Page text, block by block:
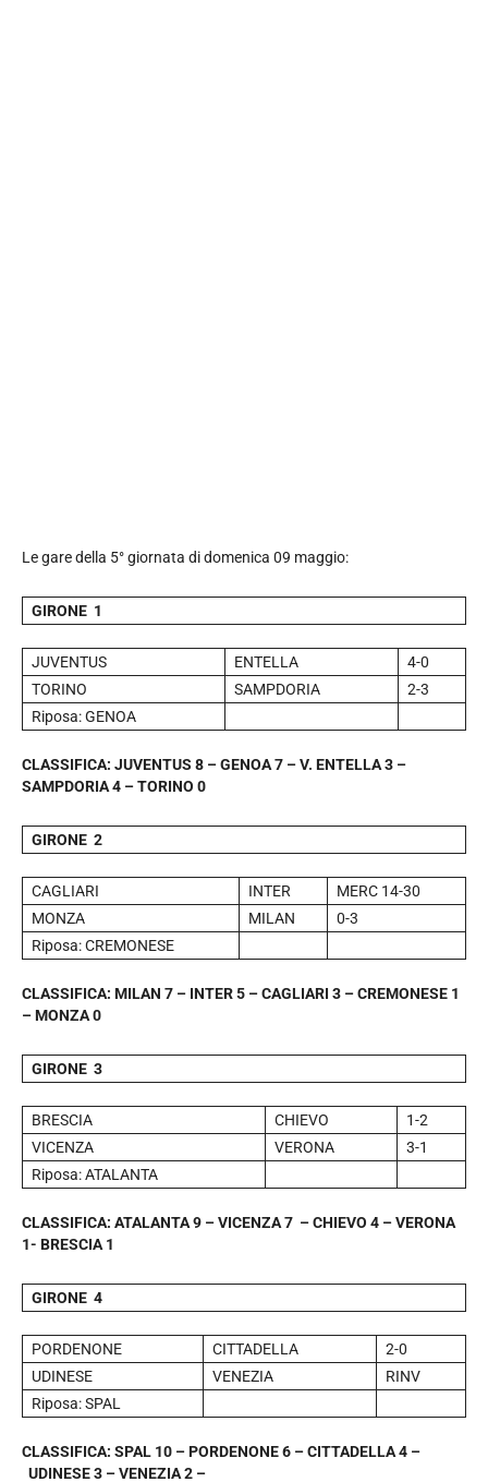
Le gare della 5° giornata di domenica 09 maggio:
GIRONE 1
JUVENTUS ENTELLA
4-0
TORINO
SAMPDORIA
2-3
Riposa: GENOA
CLASSIFICA: JUVENTUS 8 – GENOA 7 – V. ENTELLA 3 –
SAMPDORIA 4 – TORINO 0
GIRONE 2
CAGLIARI INTER
MERC 14-30
MONZA
MILAN
0-3
Riposa: CREMONESE
CLASSIFICA: MILAN 7 – INTER 5 – CAGLIARI 3 – CREMONESE 1
– MONZA 0
GIRONE 3
BRESCIA CHIEVO
1-2
VICENZA
VERONA
3-1
Riposa: ATALANTA
CLASSIFICA: ATALANTA 9 – VICENZA 7 – CHIEVO 4 – VERONA
1- BRESCIA 1
GIRONE 4
PORDENONE CITTADELLA
2-0
UDINESE
VENEZIA
RINV
Riposa: SPAL
CLASSIFICA: SPAL 10 – PORDENONE 6 – CITTADELLA 4 –
UDINESE 3 – VENEZIA 2 –